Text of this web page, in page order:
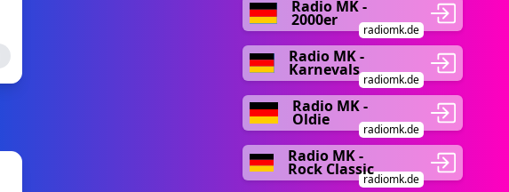
Radio MK -
2000er
radiomk.de
Radio MK -
Karnevals
radiomk.de
Radio MK -
Oldie
radiomk.de
Radio MK -
Rock Classic
radiomk.de